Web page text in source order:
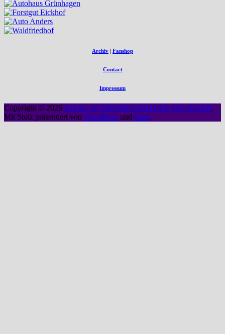
Archiv Fanshop
Contact
Impressum
Copyright © 2026 ADAC ACTRONICS RALLYE SULINGEN.
Mit Stolz präsentiert von WordPress und Bam.